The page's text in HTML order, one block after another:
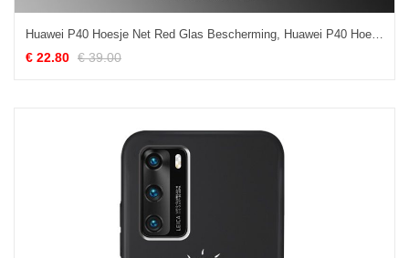
Huawei P40 Hoesje Net Red Glas Bescherming, Huawei P40 Hoesje Mobiele Telefoon Siliconen
€ 22.80 € 39.00